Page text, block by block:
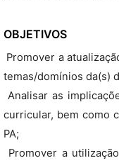
OBJETIVOS
 Promover a
temas/domínios da(s)
 Analisar as
curricular, bem como
PA;
 Promover a